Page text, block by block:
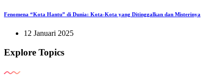
Fenomena “Kota Hantu” di Dunia: Kota-Kota yang Ditinggalkan dan Misterinya
12 Januari 2025
Explore Topics